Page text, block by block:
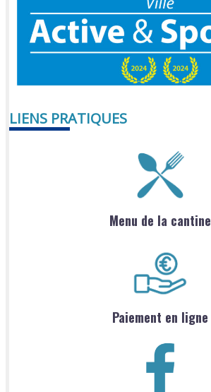
LIENS PRATIQUES
Menu de la cantine
Paiement en ligne